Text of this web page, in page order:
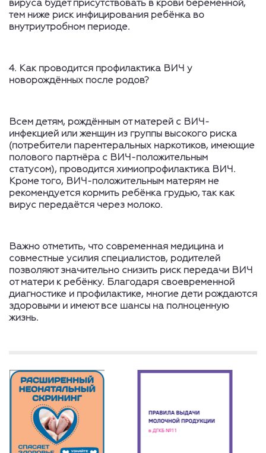
вируса будет присутствовать в крови беременной,
тем ниже риск инфицирования ребёнка во
внутриутробном периоде.
4. Как проводится профилактика ВИЧ у
новорождённых после родов?
Всем детям, рождённым от матерей с ВИЧ-
инфекцией или женщин из группы высокого риска
(потребители парентеральных наркотиков, имеющие
полового партнёра с ВИЧ-положительным
статусом), проводится химиопрофилактика ВИЧ.
Кроме того, ВИЧ-положительным матерям не
рекомендуется кормить ребёнка грудью, так как
вирус передаётся через молоко.
Важно отметить, что современная медицина и
совместные усилия специалистов, родителей
позволяют значительно снизить риск передачи ВИЧ
от матери к ребёнку. Благодаря своевременной
диагностике и профилактике, многие дети рождаются
здоровыми и имеют все шансы на полноценную
жизнь.